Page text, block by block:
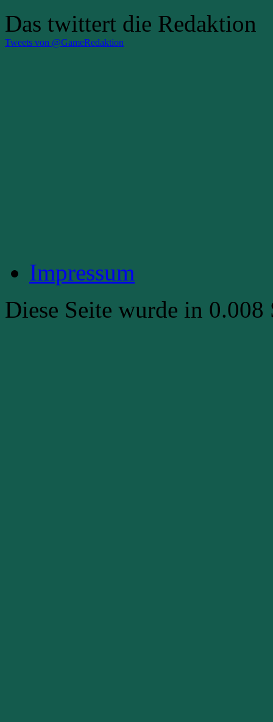
Das twittert die Redaktion
Tweets von @GameRedaktion
Impressum
Diese Seite wurde in 0.008